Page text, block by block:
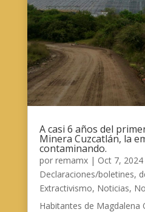
A casi 6 años del
Minera Cuzcatlán, la
contaminando.
por remamx| Oct 7, 2024
Declaraciones/boletines,
Extractivismo, Noticias,
Habitantes de Magdalena